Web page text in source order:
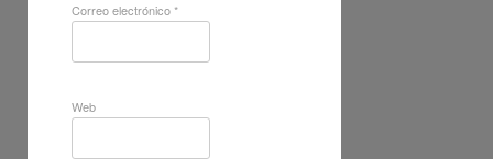
Correo electrónico*
Web